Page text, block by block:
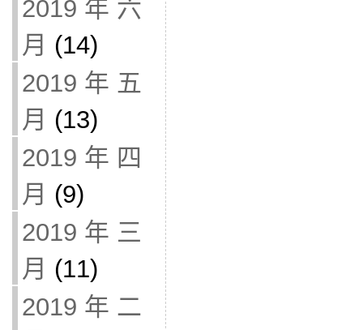
2019 年 六
月 (14)
2019 年 五
月 (13)
2019 年 四
月 (9)
2019 年 三
月 (11)
2019 年 二